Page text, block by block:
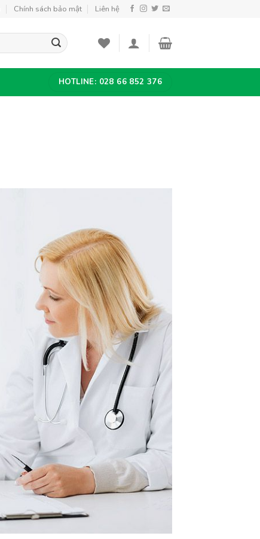
Chính sách bảo mật Liên hệ
HOTLINE: 028 66 852 376